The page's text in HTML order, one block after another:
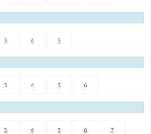
3 4 5
3 4 5 6
3 4 5 6 7